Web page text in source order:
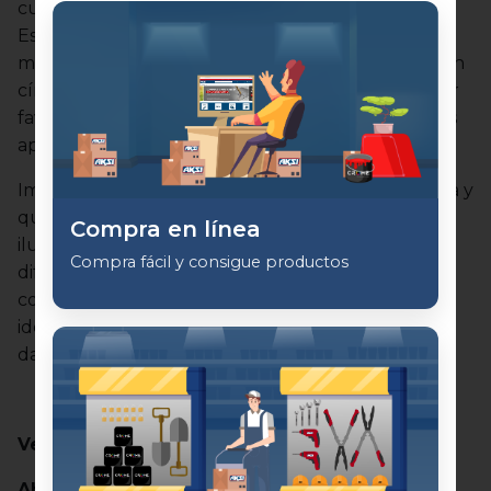
Compra en línea
Compra fácil y consigue productos
cuentan con un diseño apropiado para la época.
Esta serie, además de ser bonita y elegante, tiene
muchas ventajas. Es fácil de instalar, cuenta con un
círculo multicolor para que puedas elegir tu color
favorito y es compatible con asistentes de voz y las
aplicaciones Tuya y Smart Life.
Imagina que quieres decorar la fachada de tu casa y
que a veces desees cambiar el color de la
iluminación, ya sea cálido o más blanco para
diferentes épocas del año, o quizás con muchos
colores para Navidad. La serie inteligente RGB es
ideal para lograr una iluminación personalizada y
dar vida a tu hogar.
Ventajas de las series RGB inteligentes: